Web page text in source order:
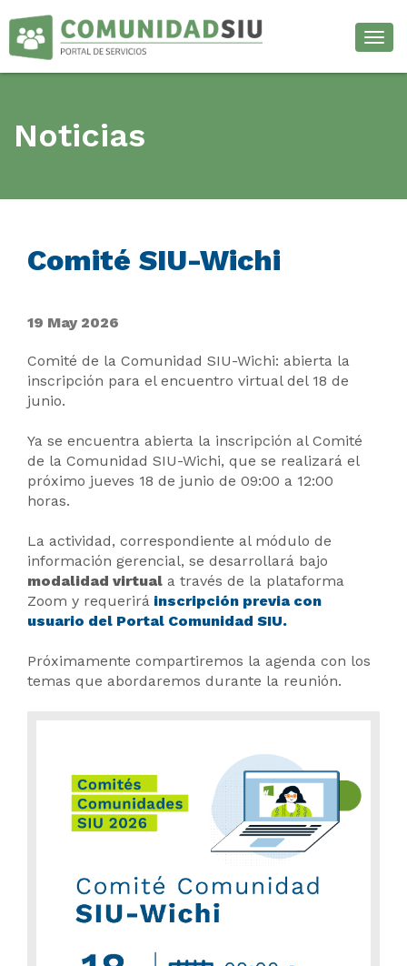
Noticias
Comité SIU-Wichi
19 May 2026
Comité de la Comunidad SIU-Wichi: abierta la
inscripción para el encuentro virtual del 18 de
junio.
Ya se encuentra abierta la inscripción al Comité
de la Comunidad SIU-Wichi, que se realizará el
próximo jueves 18 de junio de 09:00 a 12:00
horas.
La actividad, correspondiente al módulo de
información gerencial, se desarrollará bajo
modalidad virtual a través de la plataforma
Zoom y requerirá inscripción previa con
usuario del Portal Comunidad SIU.
Próximamente compartiremos la agenda con los
temas que abordaremos durante la reunión.